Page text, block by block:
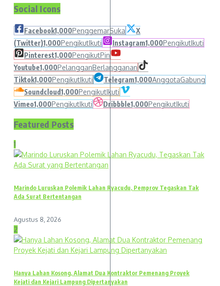
Social Icons
Facebook1,000PenggemarSuka
X
(Twitter)1,000PengikutIkuti Instagram1,000PengikutIkuti
Pinterest1,000PengikutPin
Youtube1,000PelangganBerlangganan
Tiktok1,000PengikutIkuti Telegram1,000AnggotaGabung
Soundcloud1,000PengikutIkuti
Vimeo1,000PengikutIkuti Dribbble1,000PengikutIkuti
Featured Posts
1
Marindo Luruskan Polemik Lahan Ryacudu, Pemprov Tegaskan Tak
Ada Surat Bertentangan
Agustus 8, 2026
2
Hanya Lahan Kosong, Alamat Dua Kontraktor Pemenang Proyek
Kejati dan Kejari Lampung Dipertanyakan